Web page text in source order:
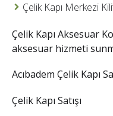
Çelik Kapı Merkezi
Çelik Kapı Aksesuar
aksesuar hizmeti
Acıbadem Çelik Kapı
Çelik Kapı Satışı